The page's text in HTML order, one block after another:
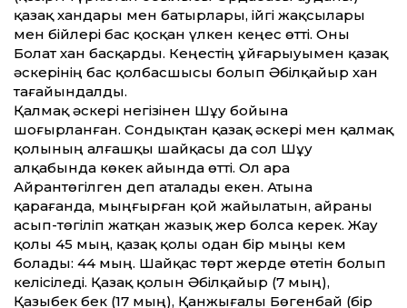
қазақ хандары мен батырлары, ійгі жақсылары
мен бійлері бас қосқан үлкен кеңес өт­ті. Оны
Болат хан басқарды. Кеңестің ұйғарыуымен қазақ
әскерінің бас қолбасшысы болып Әбілқайыр хан
тағайындалды.
Қалмақ әскері негізінен Шұу бойына
шоғырланған. Сондықтан қазақ әскері мен қалмақ
қолының алғашқы шайқасы да сол Шұу
алқабында көкек айында өт­ті. Ол ара
Айрантөгілген деп аталады екен. Атына
қарағанда, мыңғырған қой жайылатын, айраны
асып-төгіліп жатқан жазық жер болса керек. Жау
қолы 45 мың, қазақ қолы одан бір мыңы кем
болады: 44 мың. Шайқас төрт жерде өтетін болып
келісіледі. Қазақ қолын Әбілқайыр (7 мың),
Қазыбек бек (17 мың), Қанжығалы Бөгенбай (бір